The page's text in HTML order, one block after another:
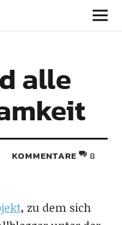
alle
KOMMENTARE 8
, zu dem sich